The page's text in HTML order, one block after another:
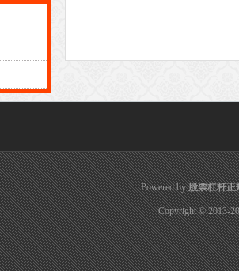
Powered by股票杠杆正
Copyright© 2013-